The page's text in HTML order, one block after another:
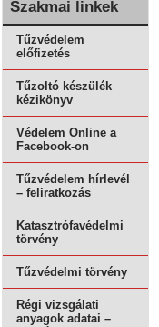
Szakmai linkek
Tűzvédelem
előfizetés
Tűzoltó készülék
kézikönyv
Védelem Online a
Facebook-on
Tűzvédelem hírlevél
– feliratkozás
Katasztrófavédelmi
törvény
Tűzvédelmi törvény
Régi vizsgálati
anyagok adatai –